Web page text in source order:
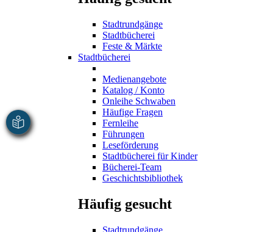
Stadtrundgänge
Stadtbücherei
Feste & Märkte
Stadtbücherei
Medienangebote
Katalog / Konto
Onleihe Schwaben
Häufige Fragen
Fernleihe
Führungen
Leseförderung
Stadtbücherei für Kinder
Bücherei-Team
Geschichtsbibliothek
Häufig gesucht
Stadtrundgänge